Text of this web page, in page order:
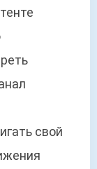
свой